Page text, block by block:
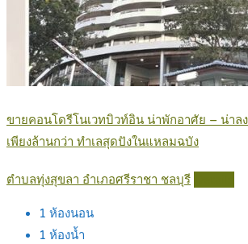
ขายคอนโดรีโนเวทบิวท์อิน น่าพักอาศัย – น่าล
เพียงล้านกว่า ทำเลสุดปังในแหลมฉบัง
ตำบลทุ่งสุขลา อำเภอศรีราชา ชลบุรี
1 ห้องนอน
1 ห้องน้ำ